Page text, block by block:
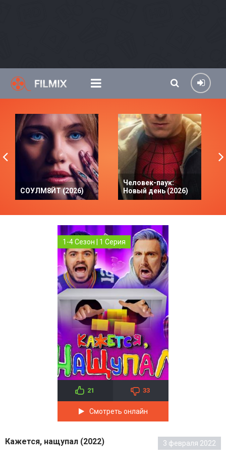
СОУЛМ8ЙТ (2026)
Человек-паук:
Новый день (2026)
1-4 Сезон | 1 Серия
21 33
Смотреть онлайн
Кажется, нащупал (2022) 3 февраля 2022